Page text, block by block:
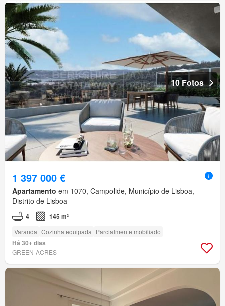
10 Fotos
1 397 000 €
Apartamento em 1070, Campolide, Município de Lisboa,
Distrito de Lisboa
4 145 m²
Varanda Cozinha equipada Parcialmente mobiliado
Há 30+ dias
GREEN-ACRES